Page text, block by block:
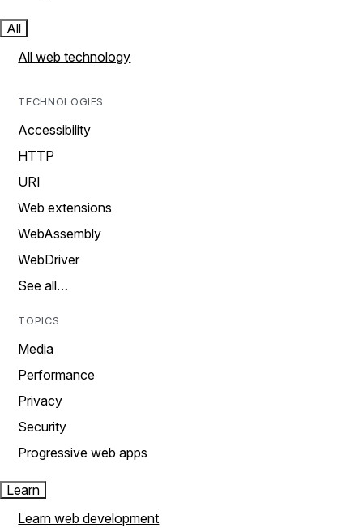
All
All web technology
TECHNOLOGIES
Accessibility
HTTP
URI
Web extensions
WebAssembly
WebDriver
See all…
TOPICS
Media
Performance
Privacy
Security
Progressive web apps
Learn
Learn web development